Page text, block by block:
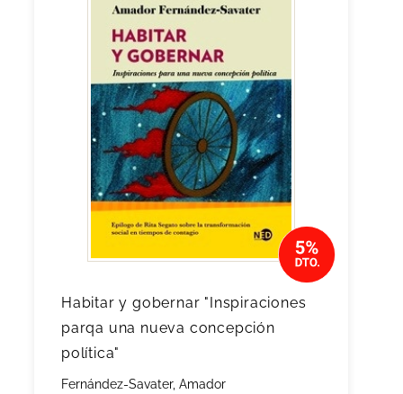
Habitar y gobernar "Inspiraciones
parqa una nueva concepción
política"
Fernández-Savater, Amador